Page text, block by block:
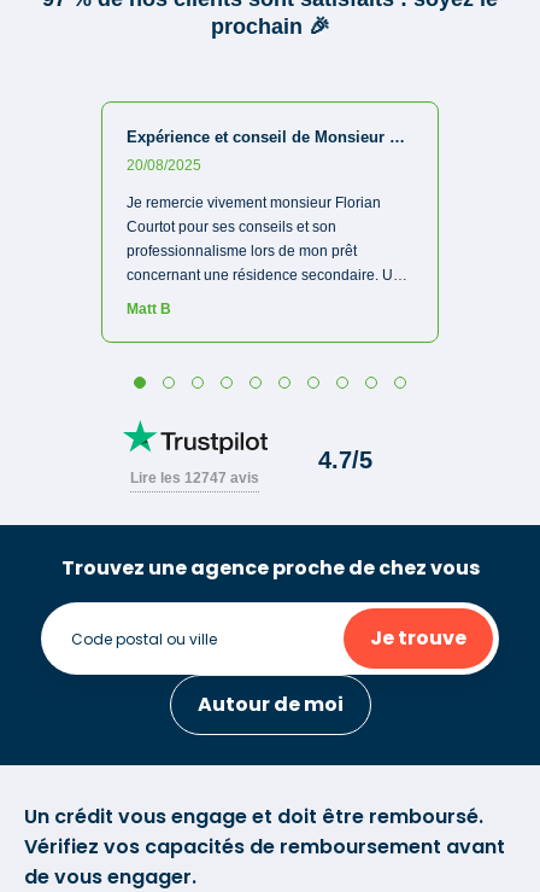
Trouvez une agence proche de chez vous
Je trouve
Autour de moi
Un crédit vous engage et doit être remboursé.
Vérifiez vos capacités de remboursement avant
de vous engager.